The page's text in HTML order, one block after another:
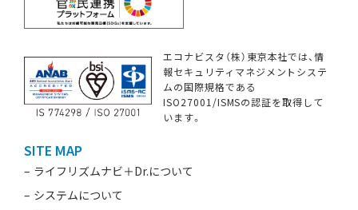
エコナビスタ（株）東京本社では、情
報セキュリティマネジメントシステ
ムの国際規格である
ISO27001/ISMSの認証を取得して
います。
SITE MAP
ライフリズムナビ＋Dr.について
システムについて